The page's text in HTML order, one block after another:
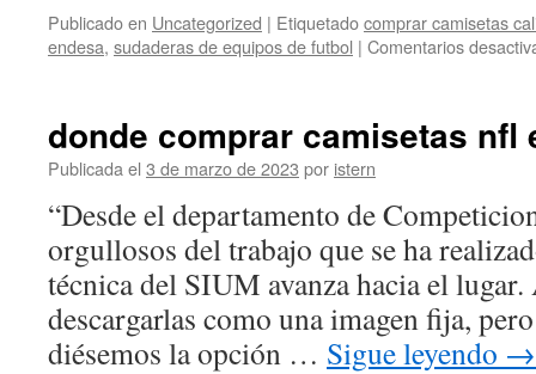
Publicado en Uncategorized | Etiquetadocomprar camisetas
endesa, sudaderas de equipos de futbol | Comentarios
donde comprar camisetas nfl
Publicada el 3 de marzo de 2023 por istern
“Desde el departamento de
orgullosos del trabajo que se ha
técnica del SIUM avanza hacia el
descargarlas como una imagen fija,
diésemos la opción … Sigue leyendo →